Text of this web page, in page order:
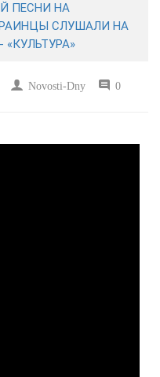
ПЕСНИ НА
СЛУШАЛИ НА
«КУЛЬТУРА»
Novosti-Dny 0